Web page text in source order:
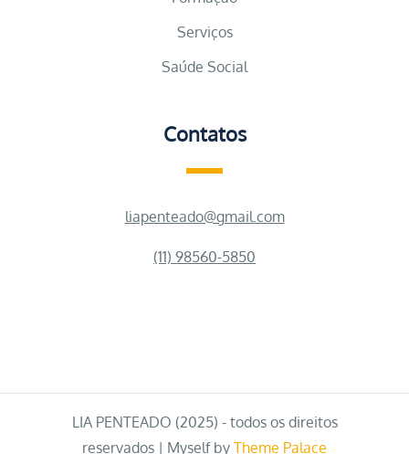
Serviços
Saúde Social
Contatos
liapenteado@gmail.com
(11) 98560-5850
LIA PENTEADO (2025) - todos os direitos
reservados | Myself by Theme Palace